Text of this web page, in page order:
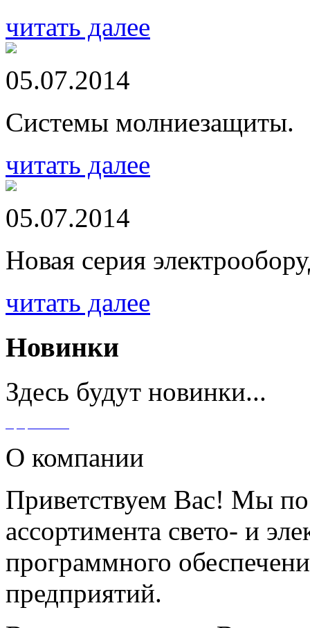
читать далее
05.07.2014
Системы молниезащиты.
читать далее
05.07.2014
Новая серия
читать далее
Новинки
Здесь будут новинки...
О компании
Приветствуем Вас! Мы
ассортимента свето- и
программного
предприятий.